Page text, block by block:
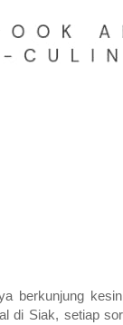
berkunjung
di Siak, setiap